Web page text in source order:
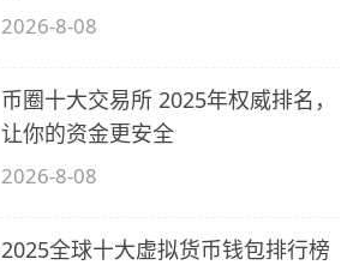
2026-8-08
币圈十大交易所 2025年权威排名，
让你的资金更安全
2026-8-08
2025全球十大虚拟货币钱包排行榜